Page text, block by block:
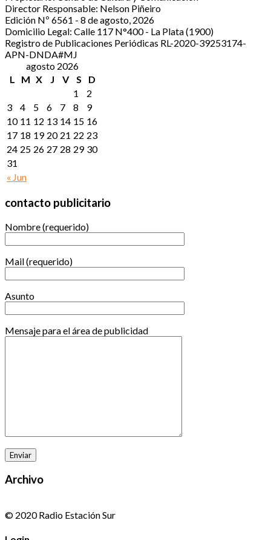
Director Responsable: Nelson Piñeiro
Edición Nº 6561 - 8 de agosto, 2026
Domicilio Legal: Calle 117 N°400 - La Plata (1900)
Registro de Publicaciones Periódicas RL-2020-39253174-
APN-DNDA#MJ
agosto 2026
L
M X J V S D
« Jun
1
2
3
4 5 6 7 8
9
10 11 12 13 14 15 16
17 18 19 20 21 22 23
24 25 26 27 28 29 30
31
contacto publicitario
Nombre (requerido)
Mail (requerido)
Asunto
Mensaje para el área de publicidad
Archivo
© 2020 Radio Estación Sur